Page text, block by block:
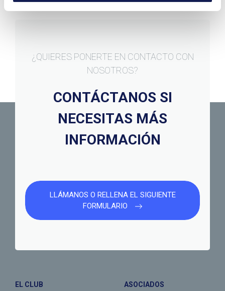
¿QUIERES PONERTE EN CONTACTO CON
NOSOTROS?
CONTÁCTANOS SI
NECESITAS MÁS
INFORMACIÓN
LLÁMANOS O RELLENA EL SIGUIENTE
FORMULARIO
EL CLUB ASOCIADOS